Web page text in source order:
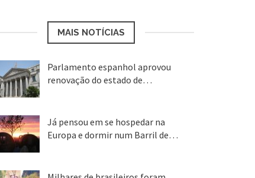
MAIS NOTÍCIAS
Parlamento espanhol aprovou
renovação do estado de…
Já pensou em se hospedar na
Europa e dormir num Barril de…